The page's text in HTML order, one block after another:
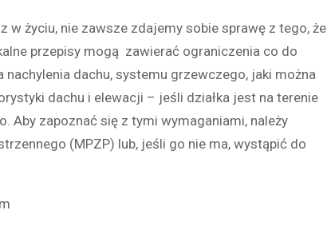
życiu, nie zawsze zdajemy sobie sprawę z tego, że
przepisy mogą zawierać ograniczenia co do
dachu, systemu grzewczego, jaki można
dachu i elewacji – jeśli działka jest na terenie
Aby zapoznać się z tymi wymaganiami, należy
(MPZP) lub, jeśli go nie ma, wystąpić do